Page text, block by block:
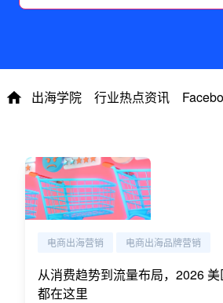
出海学院 行业热点资讯
电商出海营销 电商出海品牌营销
从消费趋势到流量布局，2026
都在这里